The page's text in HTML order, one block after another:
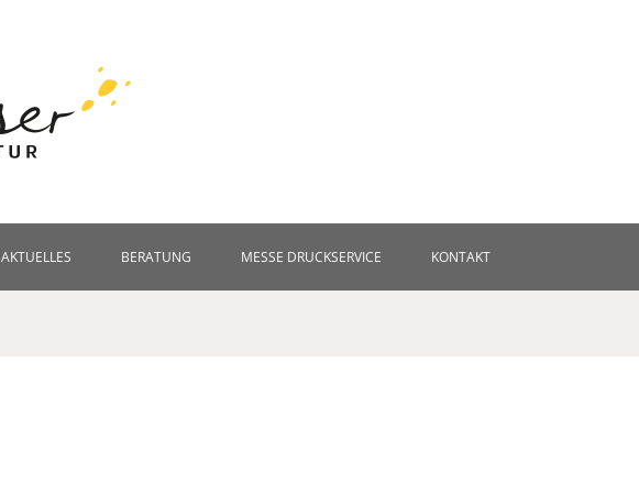
AKTUELLES BERATUNG MESSE DRUCKSERVICE KONTAKT